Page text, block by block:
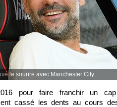
le sourire avec Manchester City.
pour faire franchir un
cassé les dents au cours